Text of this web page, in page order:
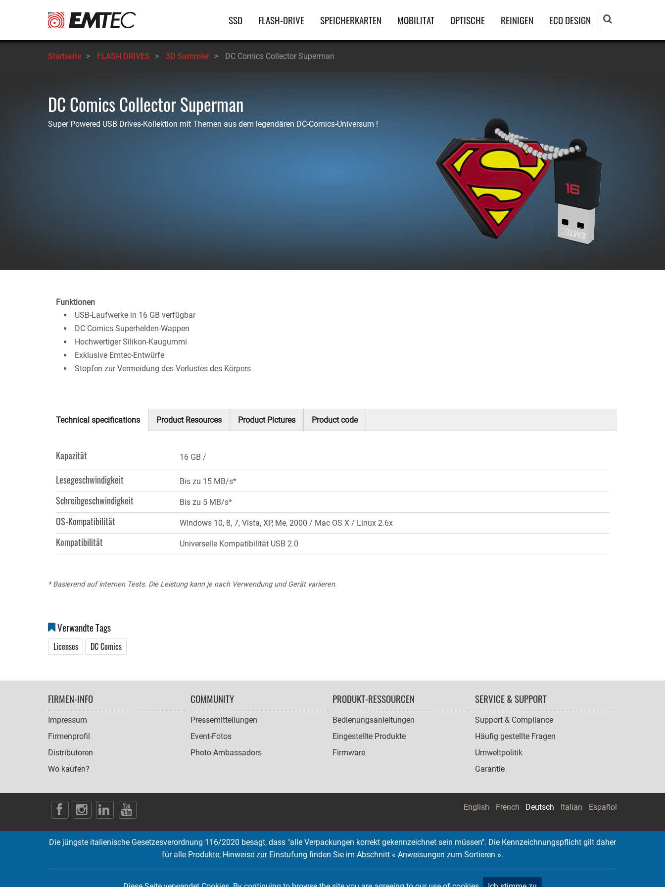
Hauptnavigation
SSD FLASH-DRIVE SPEICHERKARTEN MOBILITAT OPTISCHE REINIGEN ECO DESIGN
Startseite > FLASH DRIVES > 3D Sammler > DC Comics Collector Superman
DC Comics Collector Superman
Super Powered USB Drives-Kollektion mit Themen aus dem legendären DC-Comics-Universum !
Funktionen
USB-Laufwerke in 16 GB verfügbar
DC Comics Superhelden-Wappen
Hochwertiger Silikon-Kaugummi
Exklusive Emtec-Entwürfe
Stopfen zur Vermeidung des Verlustes des Körpers
Technical specifications
Product Resources Product Pictures Product code
Kapazität 16 GB
Lesegeschwindigkeit Bis zu 15 MB/s*
Schreibgeschwindigkeit Bis zu 5 MB/s*
OS-Kompatibilität Windows 10, 8, 7, Vista, XP, Me, 2000 / Mac OS X / Linux 2.6x
Kompatibilität Universelle Kompatibilität USB 2.0
* Basierend auf internen Tests. Die Leistung kann je nach Verwendung und Gerät variieren.
Verwandte Tags
Licenses DC Comics
FOOTER
NAVIGATION
FIRMEN-INFO
Impressum
Firmenprofil
Distributoren
Wo kaufen?
COMMUNITY
Pressemitteilungen
Event-Fotos
Photo Ambassadors
PRODUKT-RESSOURCEN
Bedienungsanleitungen
Eingestellte Produkte
Firmware
SERVICE & SUPPORT
Support & Compliance
Häufig gestellte Fragen
Umweltpolitik
Garantie
SOCIAL
English French Deutsch Italian Español
Copyright © 2026 EMTEC, All rights reserved.
Die jüngste italienische Gesetzesverordnung 116/2020 besagt, dass "alle Verpackungen korrekt gekennzeichnet sein müssen". Die Kennzeichnungspflicht gilt daher
für alle Produkte; Hinweise zur Einstufung finden Sie im Abschnitt « Anweisungen zum Sortieren ».